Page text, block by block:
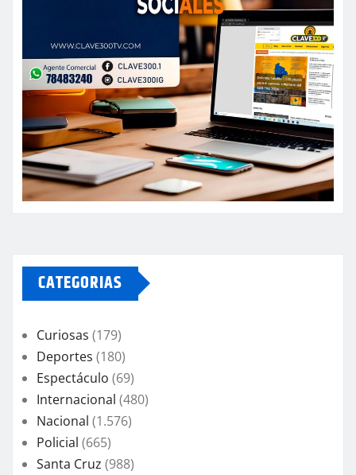
CATEGORIAS
Curiosas (179)
Deportes (180)
Espectáculo (69)
Internacional (480)
Nacional (1.576)
Policial (665)
Santa Cruz (988)